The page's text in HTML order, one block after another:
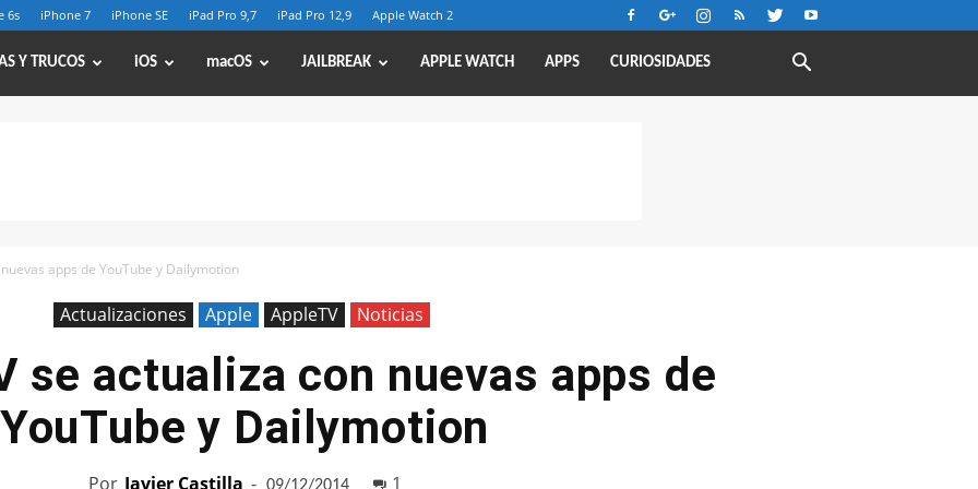
6s iPhone 7 iPhone SE iPad Pro 9,7 iPad Pro 12,9 Apple Watch 2
Y TRUCOS iOS macOS JAILBREAK APPLE WATCH APPS CURIOSIDADES
apps de YouTube y Dailymotion
Actualizaciones Apple AppleTV Noticias
se actualiza con nuevas apps de
YouTube y Dailymotion
Por Javier Castilla - 1